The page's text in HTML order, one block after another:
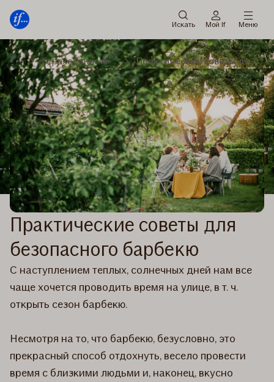
Искать Мой If Меню
Страхование жилья Практические советы для безопасного барбекю
Практические советы для
безопасного барбекю
С наступлением теплых, солнечных дней нам все
чаще хочется проводить время на улице, в т. ч.
открыть сезон барбекю.
Несмотря на то, что барбекю, безусловно, это
прекрасный способ отдохнуть, весело провести
время с близкими людьми и, наконец, вкусно